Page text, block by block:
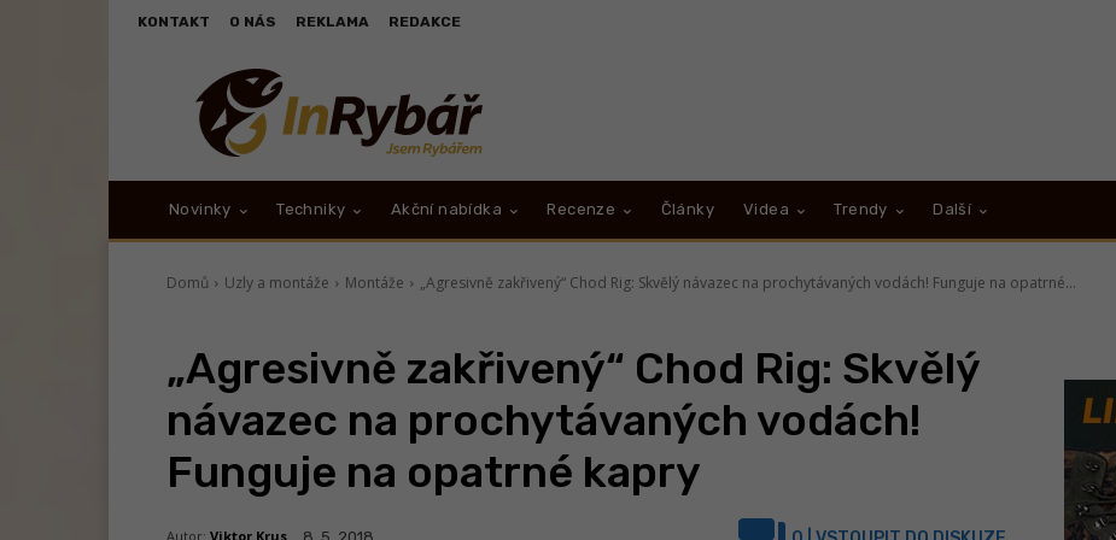
KONTAKT O NÁS REKLAMA REDAKCE
Novinky Techniky Akční nabídka Recenze Články Videa Trendy Další
Domů Uzly a montáže Montáže „Agresivně zakřivený“ Chod Rig: Skvělý návazec na prochytávaných vodách! Funguje na opatrné...
„Agresivně zakřivený“ Chod Rig: Skvělý
návazec na prochytávaných vodách!
Funguje na opatrné kapry
Autor: Viktor Krus